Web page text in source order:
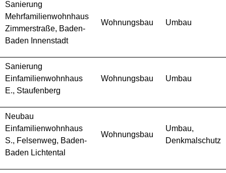
Sanierung
Mehrfamilienwohnhaus
Zimmerstraße, Baden-
Baden Innenstadt
Wohnungsbau Umbau
Sanierung
Einfamilienwohnhaus
E., Staufenberg
Wohnungsbau Umbau
Neubau
Einfamilienwohnhaus
S., Felsenweg, Baden-
Baden Lichtental
Wohnungsbau
Umbau,
Denkmalschutz